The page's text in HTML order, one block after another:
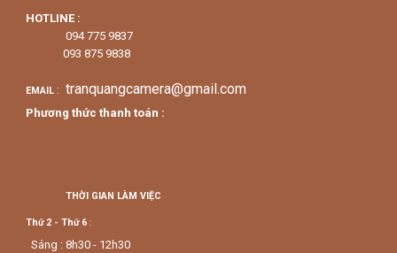
HOTLINE :
094 775 9837
093 875 9838
EMAIL : tranquangcamera@gmail.com
Phương thức thanh toán :
THỜI GIAN LÀM VIỆC
Thứ 2 - Thứ 6 :
Sáng : 8h30 - 12h30